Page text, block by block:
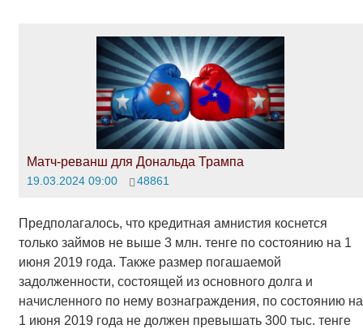
Матч-реванш для Дональда Трампа
19.03.2024 09:00 48861
Предполагалось, что кредитная амнистия коснется
только займов не выше 3 млн. тенге по состоянию на 1
июня 2019 года. Также размер погашаемой
задолженности, состоящей из основного долга и
начисленного по нему вознаграждения, по состоянию на
1 июня 2019 года не должен превышать 300 тыс. тенге